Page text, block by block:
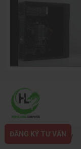
Thông tin công ty
ĐĂNG KÝ TƯ VẤN